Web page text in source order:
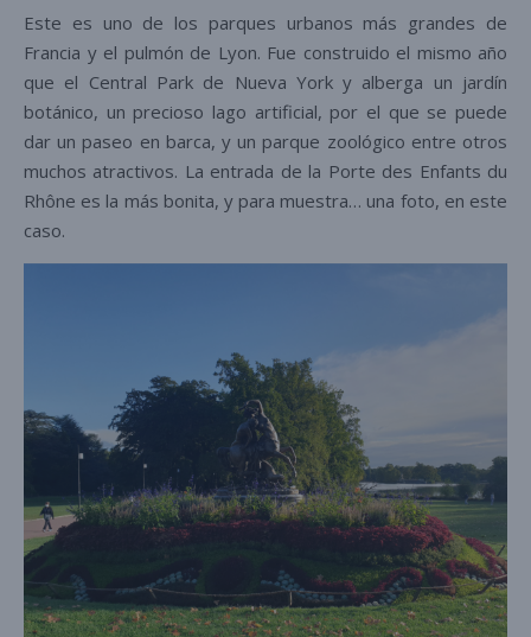
Este es uno de los parques urbanos más grandes de
Francia y el pulmón de Lyon. Fue construido el mismo año
que el Central Park de Nueva York y alberga un jardín
botánico, un precioso lago artificial, por el que se puede
dar un paseo en barca, y un parque zoológico entre otros
muchos atractivos. La entrada de la Porte des Enfants du
Rhône es la más bonita, y para muestra… una foto, en este
caso.